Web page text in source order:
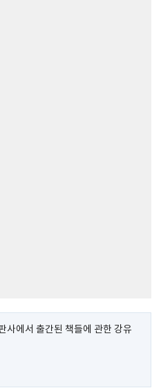
사에서 출간된 책들에 관한 강유